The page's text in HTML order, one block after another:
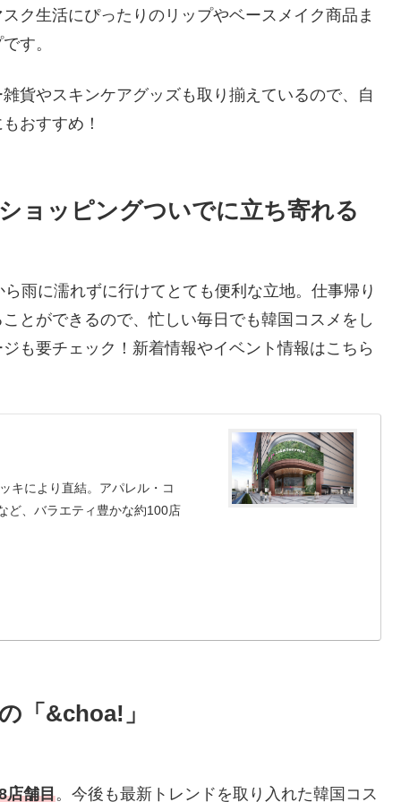
ク生活にぴったりのリップやベースメイク商品ま
す。
貨やスキンケアグッズも取り揃えているので、自
おすすめ！
ョッピングついでに立ち寄れる
ら雨に濡れずに行けてとても便利な立地。仕事帰り
とができるので、忙しい毎日でも韓国コスメをし
も要チェック！新着情報やイベント情報はこちら
キにより直結。アパレル・コ
ど、バラエティ豊かな約100店
「&choa!」
店舗目。今後も最新トレンドを取り入れた韓国コス